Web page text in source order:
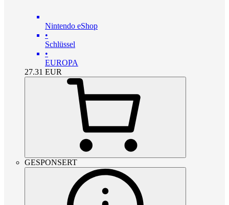
Nintendo eShop
•
Schlüssel
•
EUROPA
27.31 EUR
GESPONSERT